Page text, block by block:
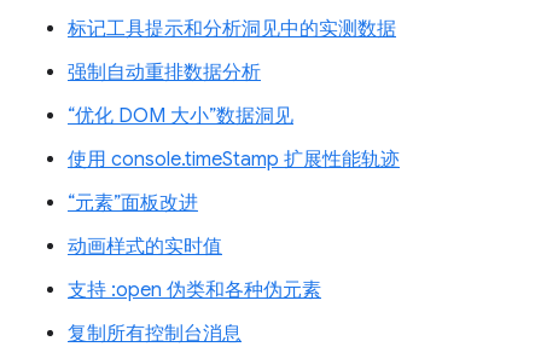
标记工具提示和分析洞见中的实测数据
强制自动重排数据分析
“优化 DOM 大小”数据洞见
使用 console.timeStamp 扩展性能轨迹
“元素”面板改进
动画样式的实时值
支持 :open 伪类和各种伪元素
复制所有控制台消息